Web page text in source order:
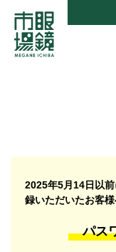
2025年5月14日以
録いただいたお客
パス